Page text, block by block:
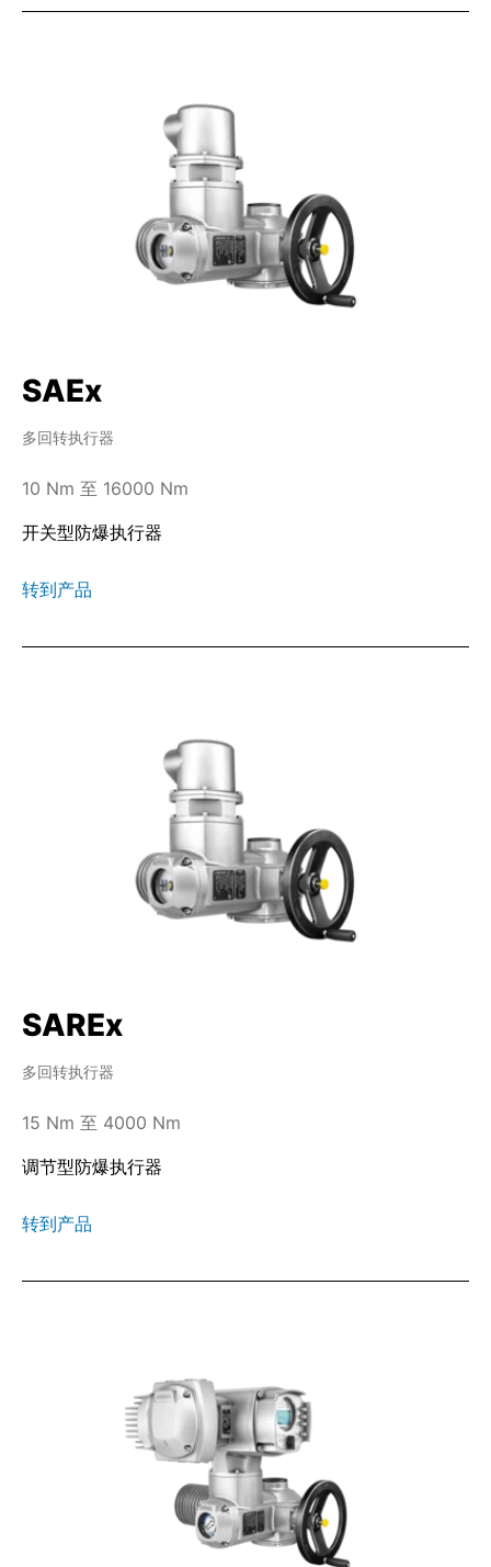
SAEx
多回转执行器
10 Nm 至 16000 Nm
开关型防爆执行器
转到产品
SAREx
多回转执行器
15 Nm 至 4000 Nm
调节型防爆执行器
转到产品